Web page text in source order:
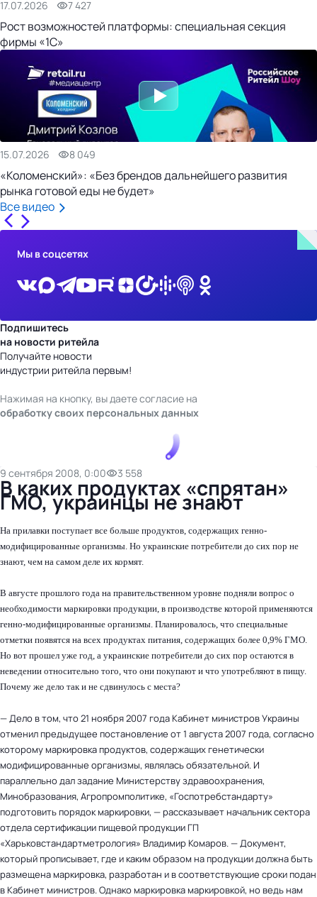
17.07.2026 7 427
Рост возможностей платформы: специальная секция
фирмы «1С»
15.07.2026 8 049
«Коломенский»: «Без брендов дальнейшего развития
рынка готовой еды не будет»
Все видео
Мы в соцсетях
Подпишитесь
на новости ритейла
Получайте новости
индустрии ритейла первым!
Нажимая на кнопку, вы даете согласие на
обработку своих персональных данных
9 сентября 2008, 0:00 3 558
В каких продуктах «спрятан»
ГМО, украинцы не знают
На прилавки поступает все больше продуктов, содержащих генно-
модифицированные организмы. Но украинские потребители до сих пор не
знают, чем на самом деле их кормят.
В августе прошлого года на правительственном уровне подняли вопрос о
необходимости маркировки продукции, в производстве которой применяются
генно-модифицированные организмы. Планировалось, что специальные
отметки появятся на всех продуктах питания, содержащих более 0,9% ГМО.
Но вот прошел уже год, а украинские потребители до сих пор остаются в
неведении относительно того, что они покупают и что употребляют в пищу.
Почему же дело так и не сдвинулось с места?
— Дело в том, что 21 ноября 2007 года Кабинет министров Украины
отменил предыдущее постановление от 1 августа 2007 года, согласно
которому маркировка продуктов, содержащих генетически
модифицированные организмы, являлась обязательной. И
параллельно дал задание Министерству здравоохранения,
Минобразования, Агропромполитике, «Госпотребстандарту»
подготовить порядок маркировки, — рассказывает начальник сектора
отдела сертификации пищевой продукции ГП
«Харьковстандартметрология» Владимир Комаров. — Документ,
который прописывает, где и каким образом на продукции должна быть
размещена маркировка, разработан и в соответствующие сроки подан
в Кабинет министров. Однако маркировка маркировкой, но ведь нам